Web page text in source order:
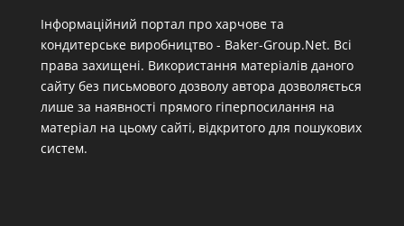
Інформаційний портал про харчове та
кондитерське виробництво - Baker-Group.Net. Всі
права захищені. Використання матеріалів даного
сайту без письмового дозволу автора дозволяється
лише за наявності прямого гіперпосилання на
матеріал на цьому сайті, відкритого для пошукових
систем.